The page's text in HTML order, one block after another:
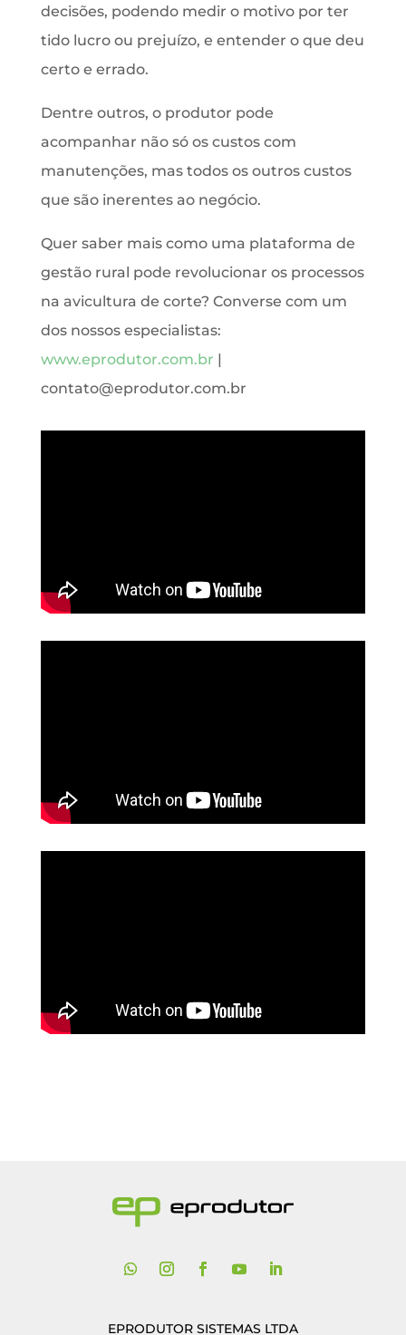
decisões, podendo medir o motivo por ter
tido lucro ou prejuízo, e entender o que deu
certo e errado.
Dentre outros, o produtor pode
acompanhar não só os custos com
manutenções, mas todos os outros custos
que são inerentes ao negócio.
Quer saber mais como uma plataforma de
gestão rural pode revolucionar os processos
na avicultura de corte? Converse com um
dos nossos especialistas:
www.eprodutor.com.br
contato@eprodutor.com.br
EPRODUTOR SISTEMAS LTDA